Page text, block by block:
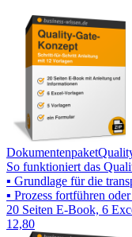
Dokumentenpaket
So funktioniert das
▪ Grundlage für die
▪ Prozess fortführen
20 Seiten E-Book, 6
12,80